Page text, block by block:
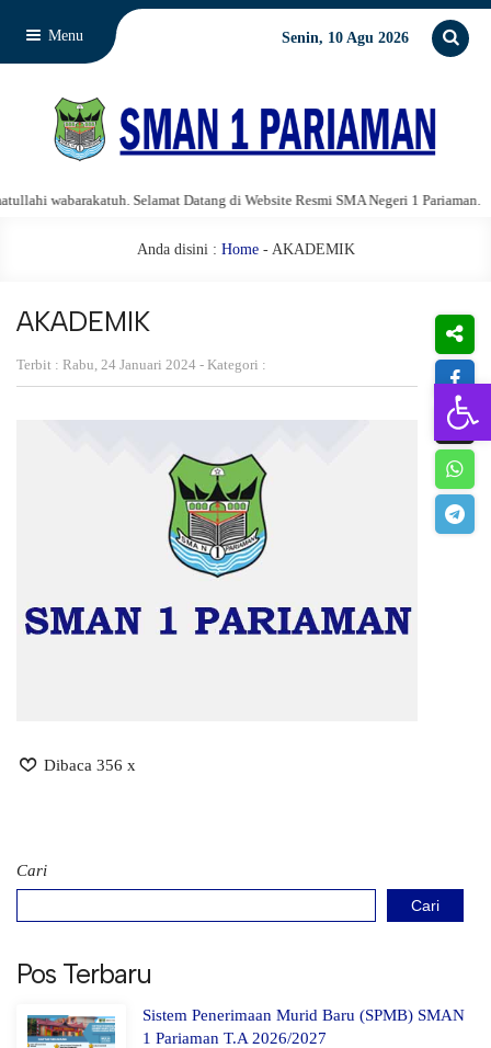
Menu Senin, 10 Agu 2026
wabarakatuh. Selamat Datang di Website Resmi SMA Negeri 1 Pariaman.
Anda disini : Home- AKADEMIK
AKADEMIK
Terbit : Rabu, 24 Januari 2024 - Kategori :
Dibaca 356 x
Cari
Cari
Pos Terbaru
Sistem Penerimaan Murid Baru (SPMB) SMAN
1 Pariaman T.A 2026/2027